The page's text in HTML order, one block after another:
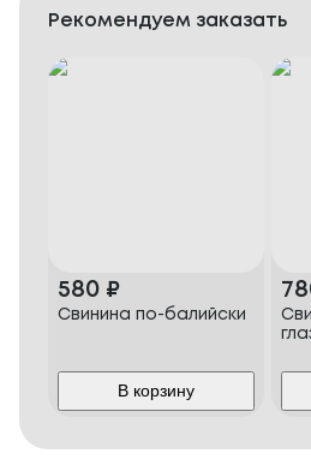
Рекомендуем заказать
580 ₽
Свинина по-балийски
В корзину